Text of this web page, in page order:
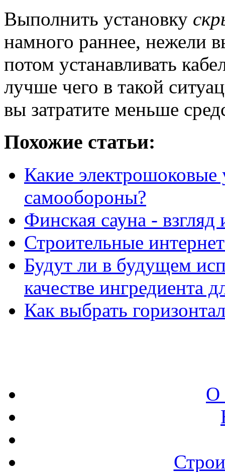
Выполнить установку
намного раннее, нежели
потом устанавливать
лучше чего в такой
вы затратите меньше
Похожие статьи:
Какие электрошоковые
самообороны?
Финская сауна - взгляд
Строительные
Будут ли в будущем
качестве ингредиента
Как выбрать
О